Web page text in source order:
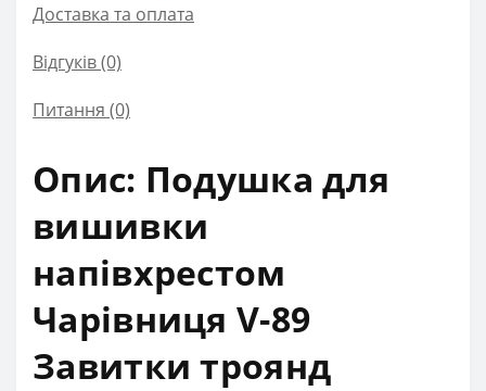
Доставка та оплата
Відгуків (0)
Питання (0)
Опис: Подушка для
вишивки
напівхрестом
Чарівниця V-89
Завитки троянд